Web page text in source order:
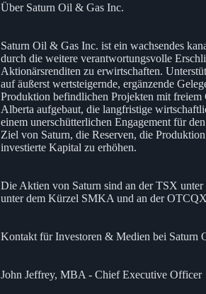
Über Saturn Oil & Gas Inc.
Saturn Oil & Gas Inc. ist ein wachsendes
durch die weitere verantwortungsvolle
Aktionärsrenditen zu erwirtschaften.
auf äußerst wertsteigernde, ergänzende
Produktion befindlichen Projekten mit
Alberta aufgebaut, die langfristige
einem unerschütterlichen Engagement für
Ziel von Saturn, die Reserven, die
investierte Kapital zu erhöhen.
Die Aktien von Saturn sind an der TSX
unter dem Kürzel SMKA und an der
Kontakt für Investoren & Medien bei Saturn
John Jeffrey, MBA - Chief Executive Officer